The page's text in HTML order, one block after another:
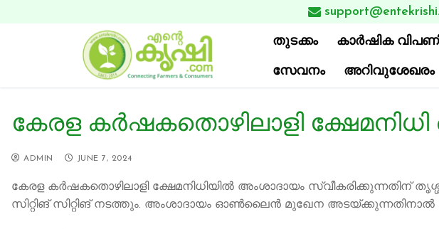
to

തുടക്കം കാര്‍ഷിക വിപണി
സേവനം അറിവുശേഖരം
കേരള കര്‍ഷകതൊഴിലാളി
ADMIN JUNE 7, 2024
കേരള കര്‍ഷകതൊഴിലാളി ക്ഷേമനിധിയില്‍ അംശാദായം
സിറ്റിങ് സിറ്റിങ് നടത്തും. അംശാദായം ഓണ്‍ലൈന്‍ മുഖേന